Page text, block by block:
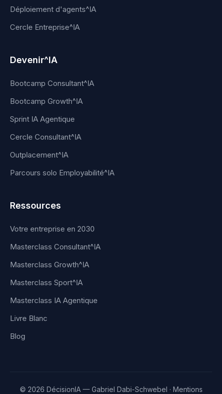
Déploiement d'agents^IA
Cercle Entreprise^IA
Devenir^IA
Bootcamp Consultant^IA
Bootcamp Growth^IA
Sprint IA Agentique
Cercle Consultant^IA
Outplacement^IA
Parcours solo Employabilité^IA
Ressources
Votre entreprise en 2030
Masterclass Consultant^IA
Masterclass Growth^IA
Masterclass Sport^IA
Masterclass IA Agentique
Livre Blanc
Blog
© 2026 DécisionIA — Gabriel Dabi-Schwebel · Mentions